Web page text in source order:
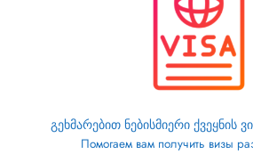
გეხმარებით ნებისმიერი ქვეყნის
Помогаем вам получить визы